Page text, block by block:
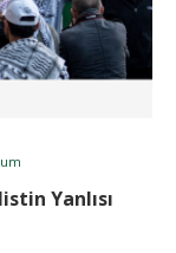
Yanlısı